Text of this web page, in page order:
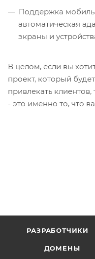
Поддержка
автоматическая
экраны и
В целом, если вы
проект, который
привлекать клиентов,
- это именно то, что
РАЗРАБОТЧИКИ
ДОМЕНЫ